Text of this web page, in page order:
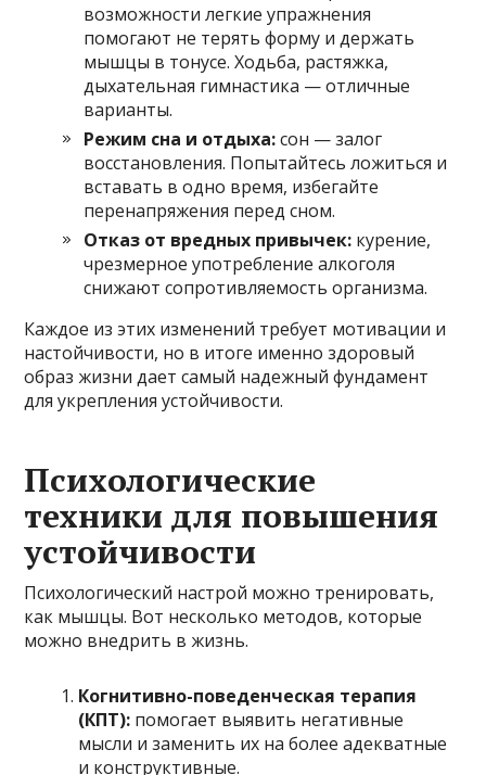
возможности легкие упражнения
помогают не терять форму и держать
мышцы в тонусе. Ходьба, растяжка,
дыхательная гимнастика — отличные
варианты.
Режим сна и отдыха:сон — залог
восстановления. Попытайтесь ложиться и
вставать в одно время, избегайте
перенапряжения перед сном.
Отказ от вредных привычек: курение,
чрезмерное употребление алкоголя
снижают сопротивляемость организма.
Каждое из этих изменений требует мотивации и
настойчивости, но в итоге именно здоровый
образ жизни дает самый надежный фундамент
для укрепления устойчивости.
Психологические
техники для повышения
устойчивости
Психологический настрой можно тренировать,
как мышцы. Вот несколько методов, которые
можно внедрить в жизнь.
Когнитивно-поведенческая терапия
(КПТ): помогает выявить негативные
мысли и заменить их на более адекватные
и конструктивные.